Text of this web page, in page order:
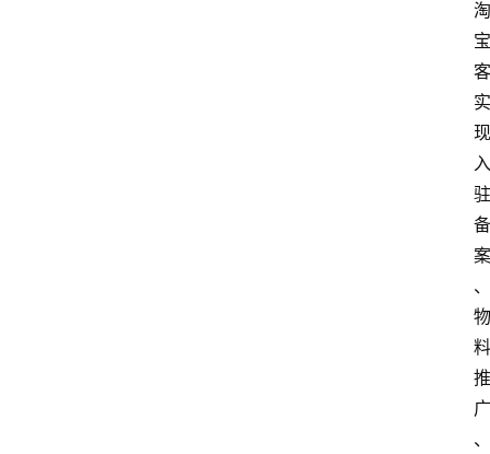
淘
宝
客
实
现
入
驻
备
案
、
物
料
推
广
、